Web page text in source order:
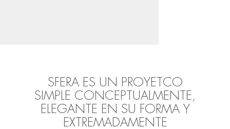
SFERA ES UN PROYETCO
SIMPLE CONCEPTUALMENTE,
ELEGANTE EN SU FORMA Y
EXTREMADAMENTE